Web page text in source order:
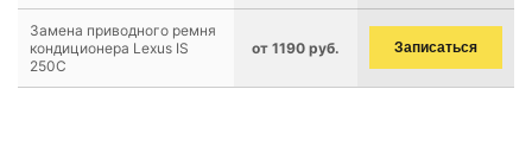
Замена приводного ремня
кондиционера Lexus IS
250C
от 1190 руб. Записаться